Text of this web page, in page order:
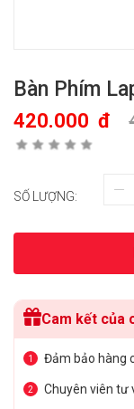
Bàn Phím
420.000 đ
SỐ LƯỢNG:
Cam kết của
1 Đảm bảo hàng
2 Chuyên viên tư